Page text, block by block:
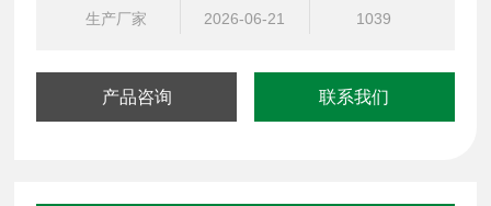
生产厂家
2026-06-21
1039
产品咨询 联系我们